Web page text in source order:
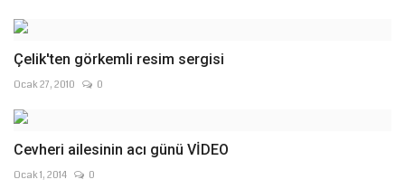
Çelik'ten görkemli resim sergisi
Ocak 27, 2010 0
Cevheri ailesinin acı günü VİDEO
Ocak 1, 2014 0